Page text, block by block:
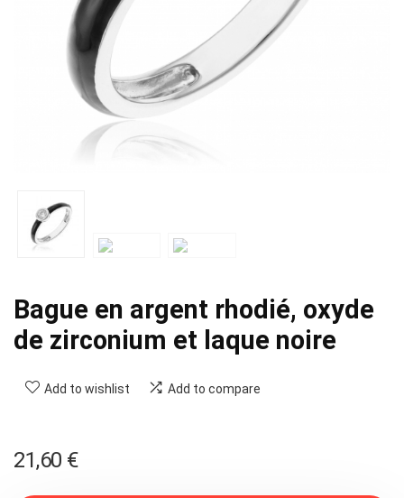
Bague en argent rhodié, oxyde
de zirconium et laque noire
Add to wishlist Add to compare
21,60 €